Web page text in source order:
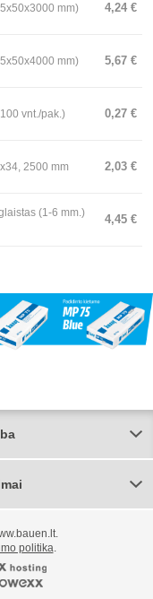
mm) 4,24 €
mm) 5,67 €
vnt./pak.) 0,27 €
2500 mm 2,03 €
(1-6 mm.)
4,45 €
politika.